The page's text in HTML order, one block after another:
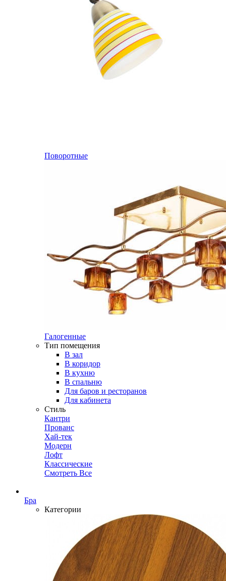
Поворотные
Галогенные
Тип помещения
В зал
В коридор
В кухню
В спальню
Для баров и ресторанов
Для кабинета
Стиль
Кантри
Прованс
Хай-тек
Модерн
Лофт
Классические
Смотреть Все
Бра
Категории